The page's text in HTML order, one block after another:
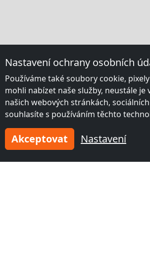
Nastavení ochrany osobních
Používáme také soubory cookie,
mohli nabízet naše služby, neustále
našich webových stránkách,
souhlasíte s používáním těchto
Akceptovat Nastavení